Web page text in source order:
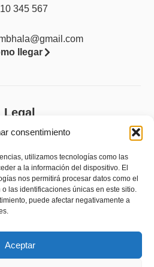
consentimiento
utilizamos tecnologías como las
a la información del dispositivo. El
nos permitirá procesar datos como el
las identificaciones únicas en este sitio.
puede afectar negativamente a
Aceptar
345 567
llegar
Legal
legal
de privacidad
de cookies (UE)
y reembolsos